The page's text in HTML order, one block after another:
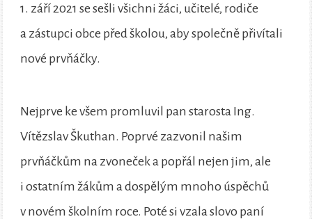
1. září 2021 se sešli všichni žáci, učitelé, rodiče
a zástupci obce před školou, aby společně přivítali
nové prvňáčky.
Nejprve ke všem promluvil pan starosta Ing.
Vítězslav Škuthan. Poprvé zazvonil našim
prvňáčkům na zvoneček a popřál nejen jim, ale
i ostatním žákům a dospělým mnoho úspěchů
v novém školním roce. Poté si vzala slovo paní